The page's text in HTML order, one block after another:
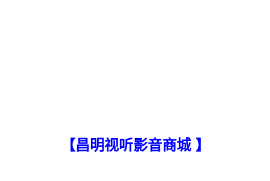
【昌明视听影音商城 】